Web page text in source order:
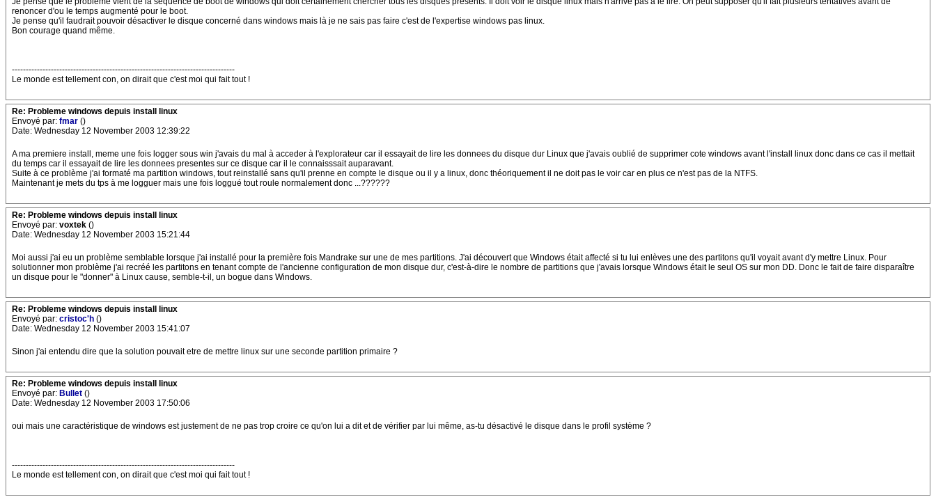
renoncer d'ou le temps augmenté pour le boot.
Je pense qu'il faudrait pouvoir désactiver le disque concerné dans windows mais là je ne sais pas faire c'est de l'expertise windows pas linux.
Bon courage quand même.
--------------------------------------------------------------------------------
Le monde est tellement con, on dirait que c'est moi qui fait tout !
Re: Probleme windows depuis install linux
Envoyé par: fmar ()
Date: Wednesday 12 November 2003 12:39:22
A ma premiere install, meme une fois logger sous win j'avais du mal à acceder à l'explorateur car il essayait de lire les donnees du disque dur Linux que j'avais oublié de supprimer cote windows avant l'install linux donc dans ce cas il mettait
du temps car il essayait de lire les donnees presentes sur ce disque car il le connaisssait auparavant.
Suite à ce problème j'ai formaté ma partition windows, tout reinstallé sans qu'il prenne en compte le disque ou il y a linux, donc théoriquement il ne doit pas le voir car en plus ce n'est pas de la NTFS.
Maintenant je mets du tps à me logguer mais une fois loggué tout roule normalement donc ...??????
Re: Probleme windows depuis install linux
Envoyé par: voxtek ()
Date: Wednesday 12 November 2003 15:21:44
Moi aussi j'ai eu un problème semblable lorsque j'ai installé pour la première fois Mandrake sur une de mes partitions. J'ai découvert que Windows était affecté si tu lui enlèves une des partitons qu'il voyait avant d'y mettre Linux. Pour
solutionner mon problème j'ai recréé les partitons en tenant compte de l'ancienne configuration de mon disque dur, c'est-à-dire le nombre de partitions que j'avais lorsque Windows était le seul OS sur mon DD. Donc le fait de faire disparaître
un disque pour le "donner" à Linux cause, semble-t-il, un bogue dans Windows.
Re: Probleme windows depuis install linux
Envoyé par: cristoc'h ()
Date: Wednesday 12 November 2003 15:41:07
Sinon j'ai entendu dire que la solution pouvait etre de mettre linux sur une seconde partition primaire ?
Re: Probleme windows depuis install linux
Envoyé par: Bullet ()
Date: Wednesday 12 November 2003 17:50:06
oui mais une caractéristique de windows est justement de ne pas trop croire ce qu'on lui a dit et de vérifier par lui même, as-tu désactivé le disque dans le profil système ?
--------------------------------------------------------------------------------
Le monde est tellement con, on dirait que c'est moi qui fait tout !